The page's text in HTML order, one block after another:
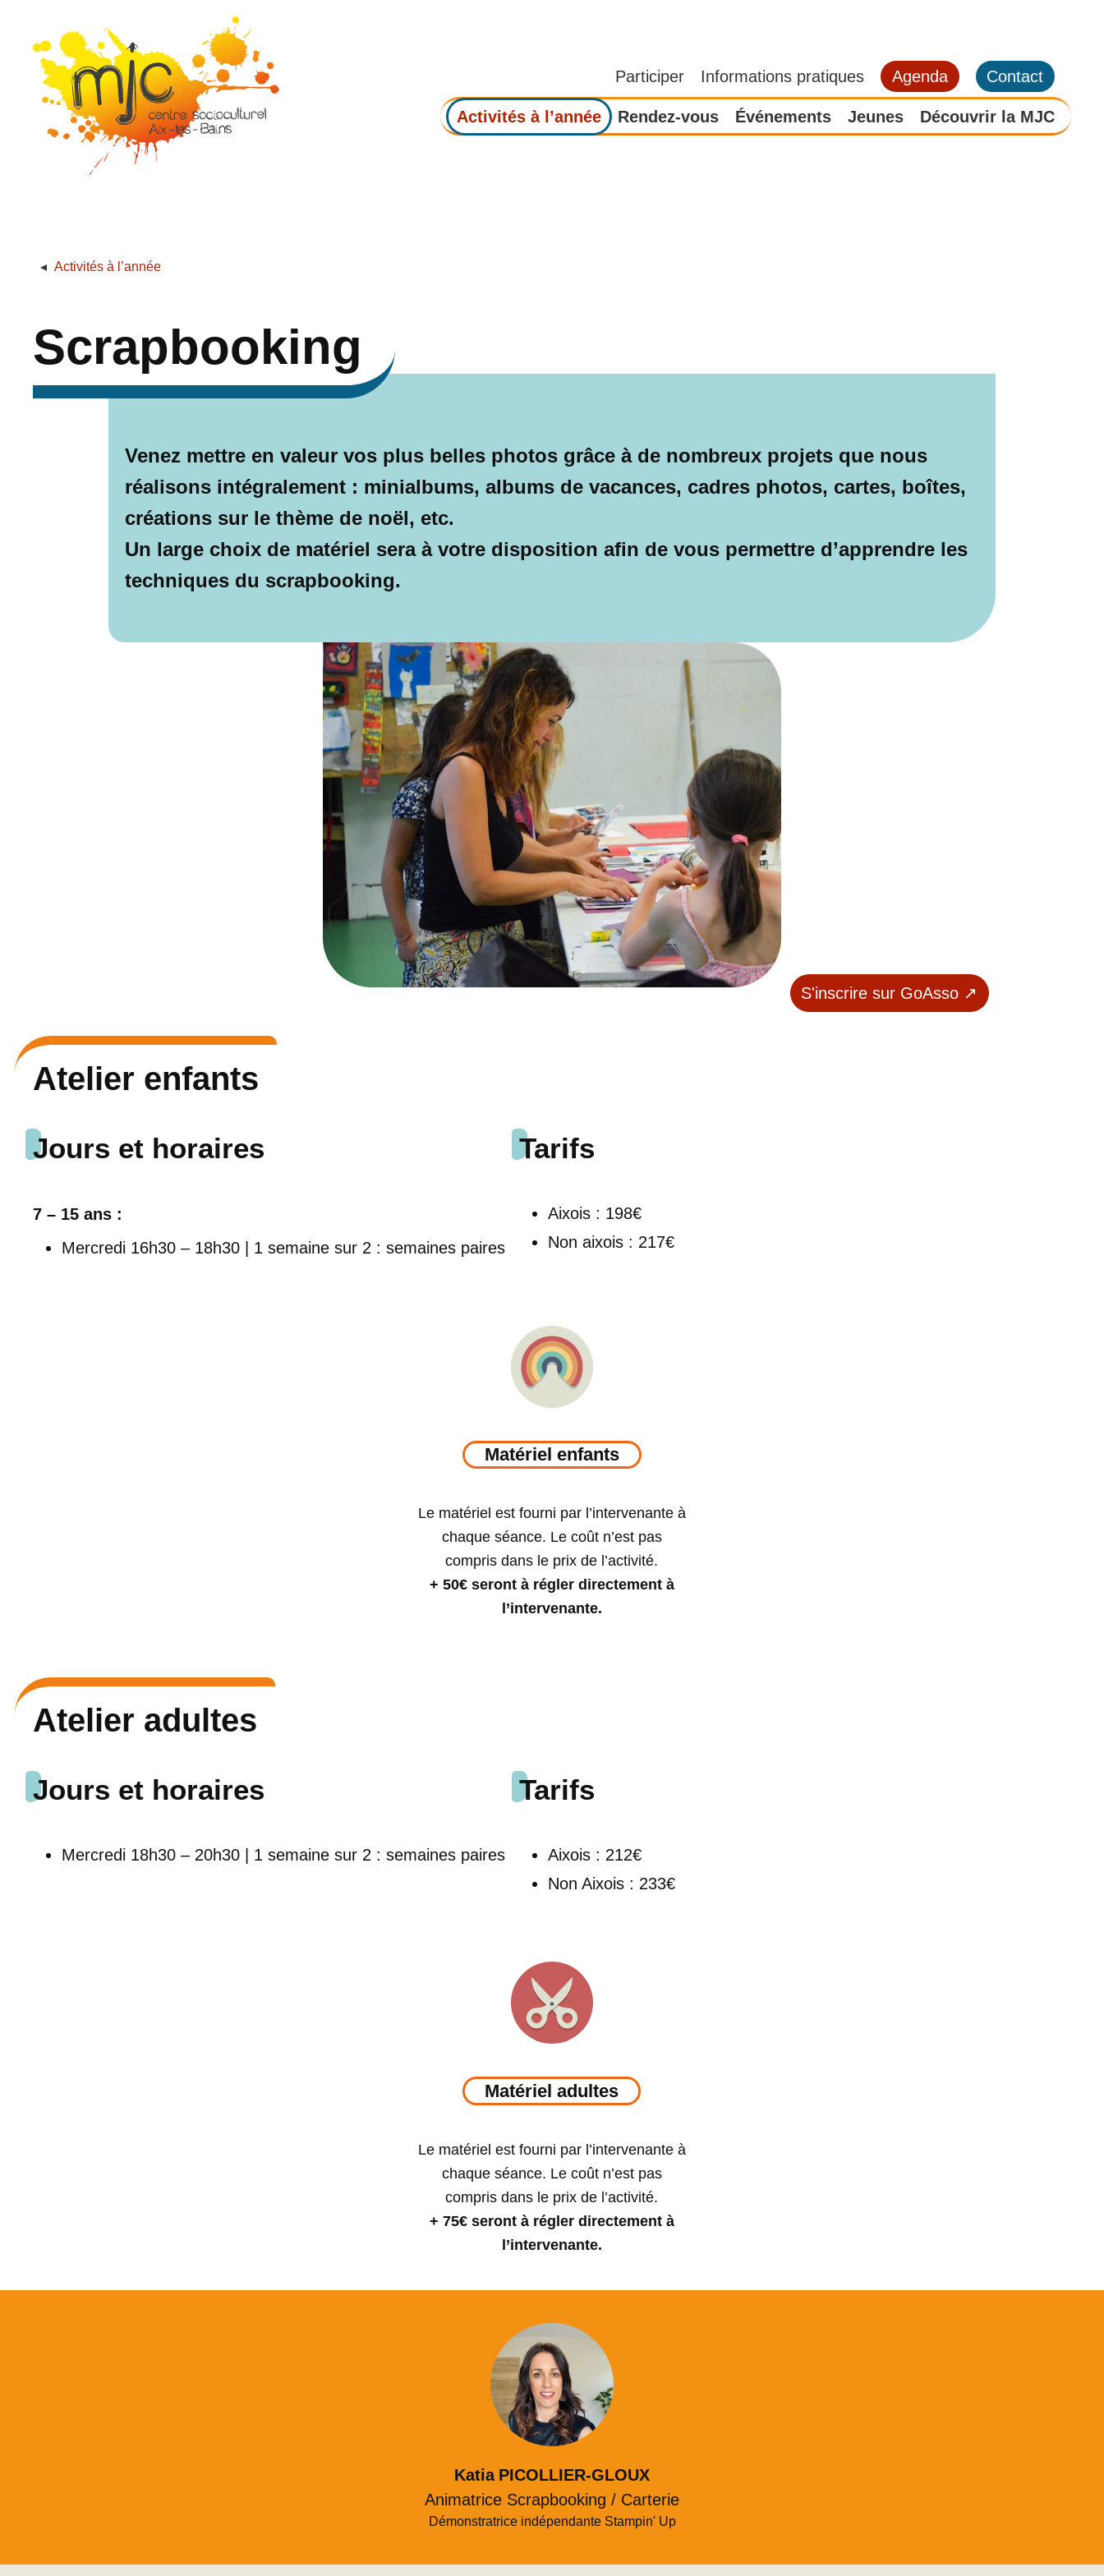
Activités à l’année Rendez-vous Événements Jeunes Découvrir la MJC
Participer Informations pratiques Agenda Contact
Activités à l’année
Scrapbooking
Venez mettre en valeur vos plus belles photos grâce à de nombreux projets que nous
réalisons intégralement : minialbums, albums de vacances, cadres photos, cartes, boîtes,
créations sur le thème de noël, etc.
Un large choix de matériel sera à votre disposition afin de vous permettre d’apprendre les
techniques du scrapbooking.
S'inscrire sur GoAsso ↗
Atelier enfants
Jours et horaires
7 – 15 ans :
Mercredi 16h30 – 18h30 | 1 semaine sur 2 : semaines paires
Tarifs
Aixois : 198€
Non aixois : 217€
Matériel enfants
Le matériel est fourni par l’intervenante à
chaque séance. Le coût n’est pas
compris dans le prix de l’activité.
+ 50€ seront à régler directement à
l’intervenante.
Atelier adultes
Jours et horaires
Mercredi 18h30 – 20h30 | 1 semaine sur 2 : semaines paires
Tarifs
Aixois : 212€
Non Aixois : 233€
Matériel adultes
Le matériel est fourni par l’intervenante à
chaque séance. Le coût n’est pas
compris dans le prix de l’activité.
+ 75€ seront à régler directement à
l’intervenante.
Katia PICOLLIER-GLOUX
Animatrice Scrapbooking / Carterie
Démonstratrice indépendante Stampin' Up